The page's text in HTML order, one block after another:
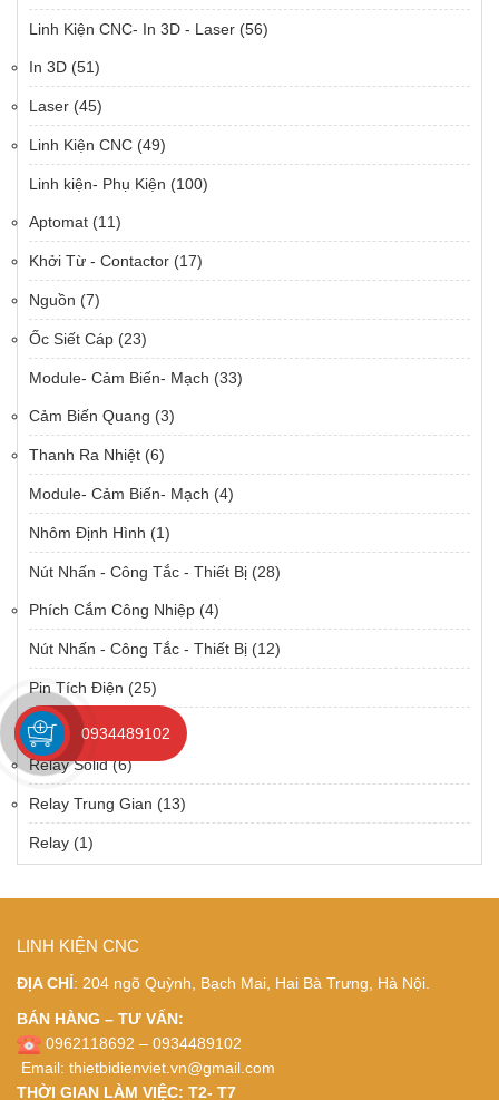
Linh Kiện CNC- In 3D - Laser (56)
In 3D (51)
Laser (45)
Linh Kiện CNC (49)
Linh kiện- Phụ Kiện (100)
Aptomat (11)
Khởi Từ - Contactor (17)
Nguồn (7)
Ốc Siết Cáp (23)
Module- Cảm Biến- Mạch (33)
Cảm Biến Quang (3)
Thanh Ra Nhiệt (6)
Module- Cảm Biến- Mạch (4)
Nhôm Định Hình (1)
Nút Nhấn - Công Tắc - Thiết Bị (28)
Phích Cắm Công Nhiệp (4)
Nút Nhấn - Công Tắc - Thiết Bị (12)
Pin Tích Điện (25)
Relay (57)
Relay Solid (6)
Relay Trung Gian (13)
Relay (1)
LINH KIỆN CNC
ĐỊA CHỈ: 204 ngõ Quỳnh, Bạch Mai, Hai Bà Trưng, Hà Nội.
BÁN HÀNG – TƯ VẤN:
0962118692 – 0934489102
Email: thietbidienviet.vn@gmail.com
THỜI GIAN LÀM VIỆC: T2- T7
0934489102